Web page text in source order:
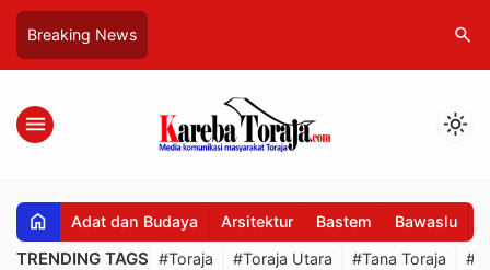
Breaking News search
menu light_mode
home Adat dan Budaya Arsitektur Bastem Bawaslu
TRENDING TAGS #Toraja #Toraja Utara #Tana Toraja